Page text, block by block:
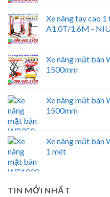
Xe nâng tay cao
A1.0T/1.6M -
Xe nâng mặt bàn
1500mm
Xe nâng mặt bàn
1500mm
Xe nâng mặt bàn
1 mét
TIN MỚI NHẤT